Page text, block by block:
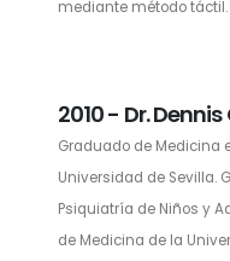
mediante método táctil.
2010 - Dr.
Graduado de Medicina
Universidad de Sevilla.
Psiquiatría de Niños y
de Medicina de la